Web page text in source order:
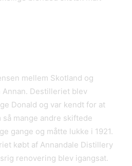
mellem Skotland og
Destilleriet blev
Donald og var kendt for at
mange andre skiftede
gange og måtte lukke i 1921.
købt af Annandale Distillery
renovering blev igangsat.